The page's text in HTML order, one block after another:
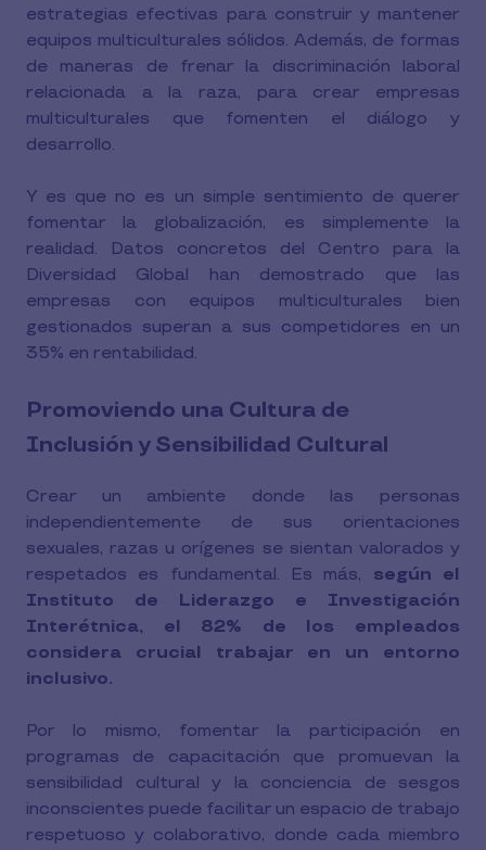
estrategias efectivas para construir y mantener
equipos multiculturales sólidos. Además, de formas
de maneras de frenar la discriminación laboral
relacionada a la raza, para crear empresas
multiculturales que fomenten el diálogo y
desarrollo.
Y es que no es un simple sentimiento de querer
fomentar la globalización, es simplemente la
realidad. Datos concretos del Centro para la
Diversidad Global han demostrado que las
empresas con equipos multiculturales bien
gestionados superan a sus competidores en un
35% en rentabilidad.
Promoviendo una Cultura de
Inclusión y Sensibilidad Cultural
Crear un ambiente donde las personas
independientemente de sus orientaciones
sexuales, razas u orígenes se sientan valorados y
respetados es fundamental. Es más, según el
Instituto de Liderazgo e Investigación
Interétnica, el 82% de los empleados
considera crucial trabajar en un entorno
inclusivo.
Por lo mismo, fomentar la participación en
programas de capacitación que promuevan la
sensibilidad cultural y la conciencia de sesgos
inconscientes puede facilitar un espacio de trabajo
respetuoso y colaborativo, donde cada miembro